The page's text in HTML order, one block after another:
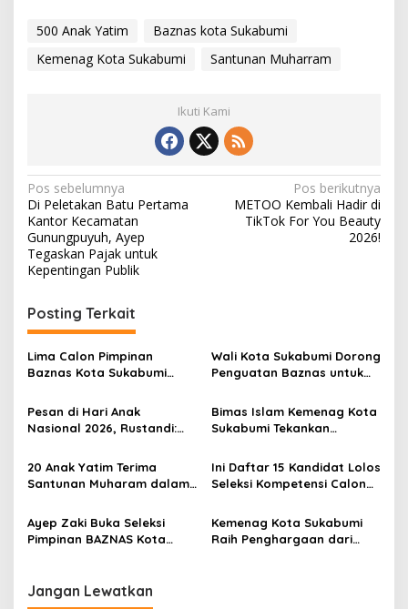
500 Anak Yatim
Baznas kota Sukabumi
Kemenag Kota Sukabumi
Santunan Muharram
Ikuti Kami
N
a
v
i
a
s
i
o
Pos sebelumnya
Di Peletakan Batu Pertama
Kantor Kecamatan
Gunungpuyuh, Ayep
Tegaskan Pajak untuk
Kepentingan Publik
Pos berikutnya
METOO Kembali Hadir di
TikTok For You Beauty
2026!
Posting Terkait
Lima Calon Pimpinan
Baznas Kota Sukabumi
ke Wali Kota, Fajar: Proses
Seleksi Berjalan Lancar
Wali Kota Sukabumi Dorong
Penguatan Baznas untuk
Pesan di Hari Anak
Nasional 2026, Rustandi:
Ruang Aman untuk
Mencetak Generasi
Bimas Islam Kemenag Kota
Sukabumi Tekankan
Profesional dan Sesuai
Aturan
20 Anak Yatim Terima
Santunan Muharam dalam
Komitmen Hadir di Tengah
Masyarakat
Ini Daftar 15 Kandidat Lolos
Seleksi Kompetensi Calon
Sukabumi, Fajar Tegaskan
Proses Transparan dan
Bebas Intervensi
Ayep Zaki Buka Seleksi
Pimpinan BAZNAS Kota
Kemiskinan
Kemenag Kota Sukabumi
Raih Penghargaan dari
Jangan Lewatkan